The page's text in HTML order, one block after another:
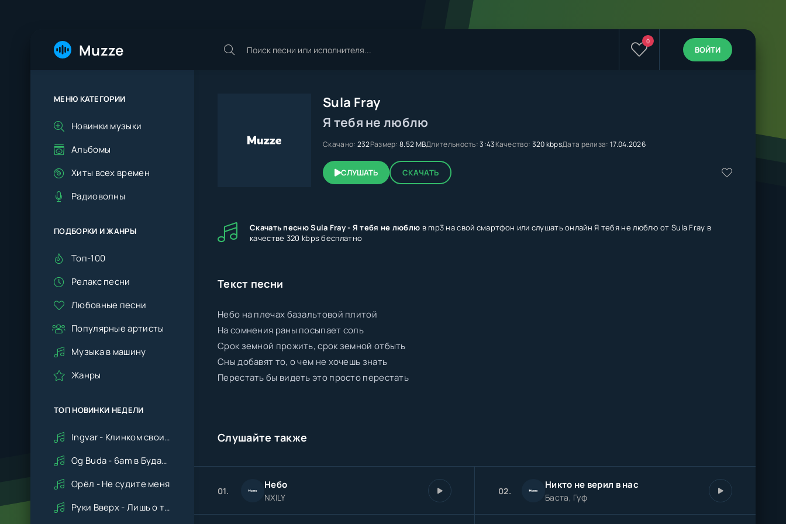
Muzze 0
ВОЙТИ
Sula Fray
Я тебя не люблю
Скачано: 232Размер: 8.52 MBДлительность:3:43Качество: 320 kbpsДата релиза: 17.04.2026
СЛУШАТЬ СКАЧАТЬ
Скачать песню Sula Fray - Я тебя не люблю в mp3 на свой смартфон или слушать онлайн Я тебя не люблю от Sula Fray в
качестве 320 kbps бесплатно
Текст песни
Небо на плечах базальтовой плитой
На сомнения раны посыпает соль
Срок земной прожить, срок земной отбыть
Сны добавят то, о чем не хочешь знать
Перестать бы видеть это просто перестать
Слушайте также
01. Небо
NXILY
02. Никто не верил в нас
Баста, Гуф
МЕНЮ КАТЕГОРИИ
Новинки музыки
Альбомы
Хиты всех времен
Радиоволны
ПОДБОРКИ И ЖАНРЫ
Топ-100
Релакс песни
Любовные песни
Популярные артисты
Музыка в машину
Жанры
ТОП НОВИНКИ НЕДЕЛИ
Ingvar - Клинком своим ударишь ты по сердцу мне
Og Buda - 6am в Будапеште
Орёл - Не судите меня
Руки Вверх - Лишь о тебе мечтая (Remix cover Deep House)